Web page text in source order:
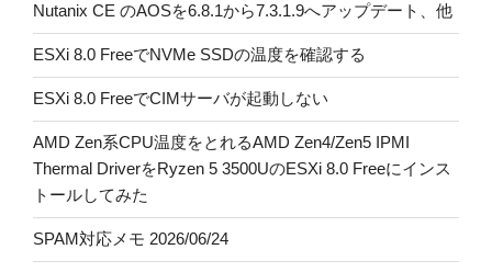
Nutanix CE のAOSを6.8.1から7.3.1.9へアップデート、他
ESXi 8.0 FreeでNVMe SSDの温度を確認する
ESXi 8.0 FreeでCIMサーバが起動しない
AMD Zen系CPU温度をとれるAMD Zen4/Zen5 IPMI
Thermal DriverをRyzen 5 3500UのESXi 8.0 Freeにインス
トールしてみた
SPAM対応メモ 2026/06/24